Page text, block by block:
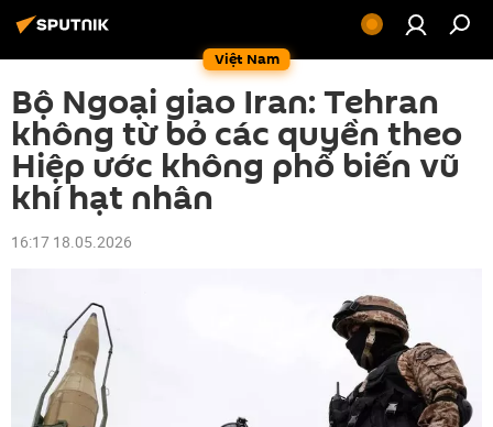
Việt Nam
Bộ Ngoại giao Iran: Tehran
không từ bỏ các quyền theo
Hiệp ước không phổ biến vũ
khí hạt nhân
16:17 18.05.2026